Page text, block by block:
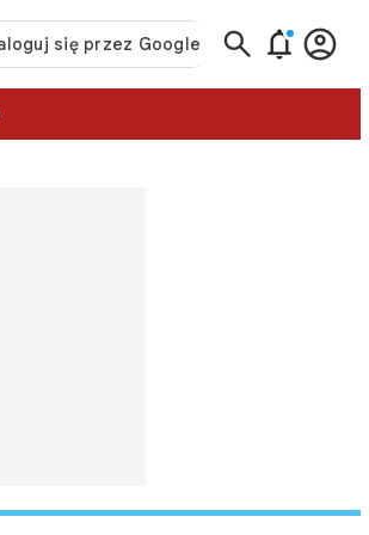
  